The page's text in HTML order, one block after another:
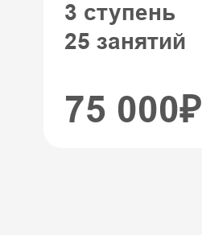
3 ступень
25 занятий
75 000₽